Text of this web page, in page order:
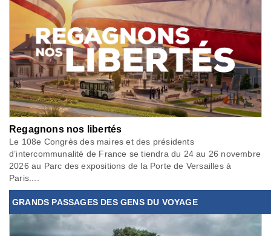
Regagnons nos libertés
Le 108e Congrès des maires et des présidents
d’intercommunalité de France se tiendra du 24 au 26 novembre
2026 au Parc des expositions de la Porte de Versailles à
Paris....
GRANDS PASSAGES DES GENS DU VOYAGE